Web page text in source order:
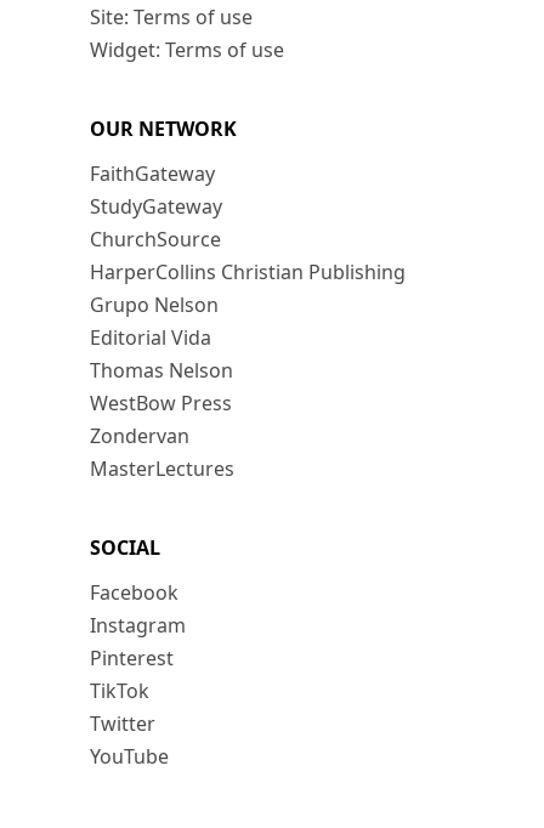
Site: Terms of use
Widget: Terms of use
OUR NETWORK
FaithGateway
StudyGateway
ChurchSource
HarperCollins Christian Publishing
Grupo Nelson
Editorial Vida
Thomas Nelson
WestBow Press
Zondervan
MasterLectures
SOCIAL
Facebook
Instagram
Pinterest
TikTok
Twitter
YouTube